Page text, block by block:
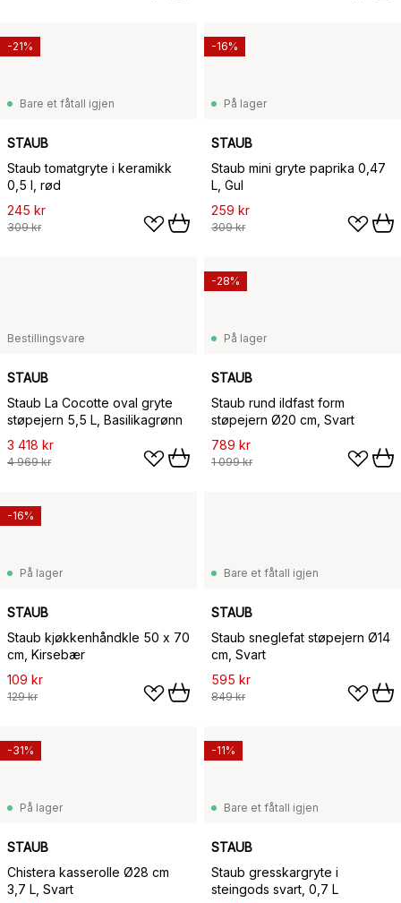
Bare et fåtall igjen
STAUB
Staub tomatgryte i keramikk
0,5 l, rød
245 kr
309 kr
-21%
På lager
STAUB
Staub mini gryte paprika 0,47
L, Gul
259 kr
309 kr
-16%
Bestillingsvare
STAUB
Staub La Cocotte oval gryte
støpejern 5,5 L, Basilikagrønn
3 418 kr
4 969 kr
På lager
STAUB
Staub rund ildfast form
støpejern Ø20 cm, Svart
789 kr
1 099 kr
-28%
På lager
STAUB
Staub kjøkkenhåndkle 50 x 70
cm, Kirsebær
109 kr
129 kr
-16%
Bare et fåtall igjen
STAUB
Staub sneglefat støpejern Ø14
cm, Svart
595 kr
849 kr
På lager
STAUB
Chistera kasserolle Ø28 cm
3,7 L, Svart
-31%
Bare et fåtall igjen
STAUB
Staub gresskargryte i
steingods svart, 0,7 L
-11%